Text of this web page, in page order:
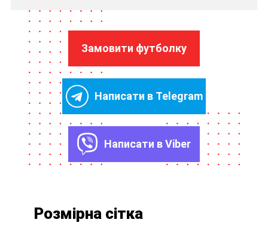
Замовити футболку
Написати в Telegram
Написати в Viber
Розмірна сітка